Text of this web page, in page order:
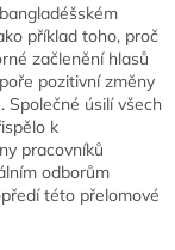
příklad toho, proč
začlenění hlasů
pozitivní změny
Společné úsilí všech
k
pracovníků
odborům
této přelomové